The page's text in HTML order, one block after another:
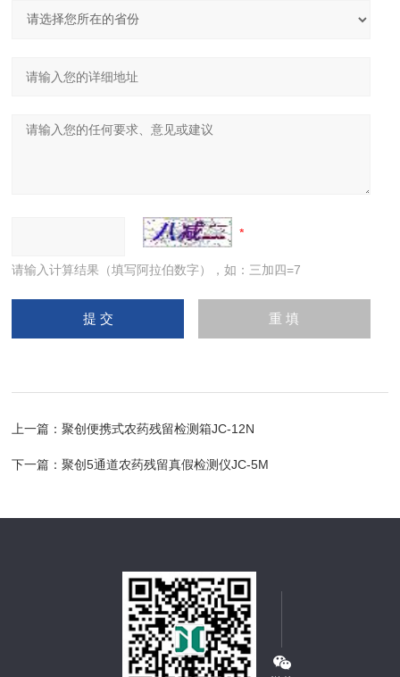
请输入计算结果（填写阿拉伯数字），如：三加四=7
上一篇：聚创便携式农药残留检测箱JC-12N
下一篇：聚创5通道农药残留真假检测仪JC-5M